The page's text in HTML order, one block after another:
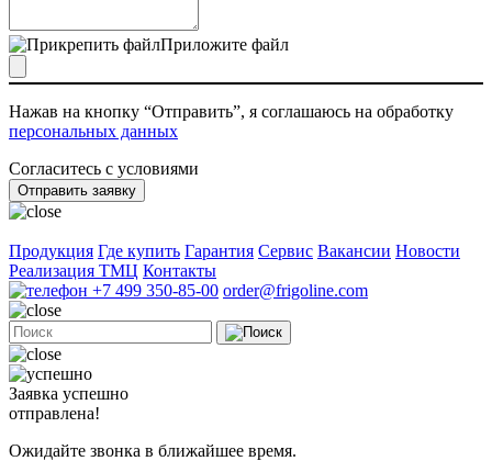
Приложите файл
Нажав на кнопку “Отправить”, я соглашаюсь на обработку
персональных данных
Согласитесь с условиями
Отправить заявку
Продукция Где купить Гарантия Сервис Вакансии Новости
Реализация ТМЦ Контакты
+7 499 350-85-00 order@frigoline.com
Заявка успешно
отправлена!
Ожидайте звонка в ближайшее время.